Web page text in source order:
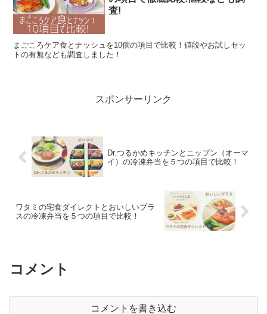
査!
まごころケア食とナッシュを10個の項目で比較！値段やお試しセッ
トの有無なども調査しました！
スポンサーリンク
Dr.つるかめキッチンとニップン（オーマ
イ）の冷凍弁当を５つの項目で比較！
ワタミの宅食ダイレクトとおいしいプラ
スの冷凍弁当を５つの項目で比較！
コメント
コメントを書き込む